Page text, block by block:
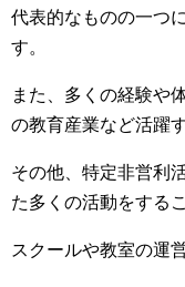
代表的なものの一つ
す。
また、多くの経験や
の教育産業など活躍
その他、特定非営利
た多くの活動をする
スクールや教室の運